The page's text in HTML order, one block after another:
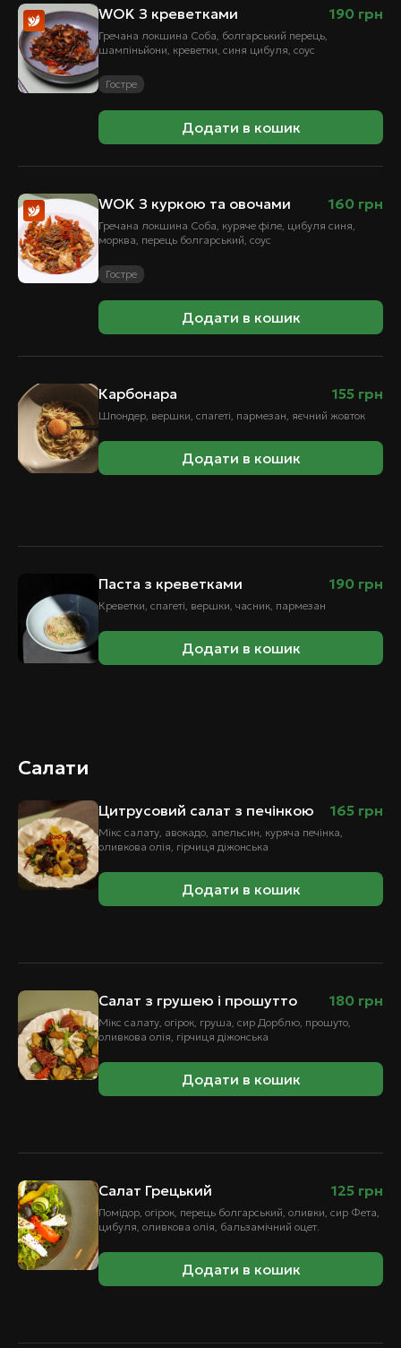
WOK З креветками 190 грн
Гречана локшина Соба, болгарський перець,
шампіньйони, креветки, синя цибуля, соус
Гостре
Додати в кошик
WOK З куркою та овочами 160 грн
Гречана локшина Соба, куряче філе, цибуля синя,
морква, перець болгарський, соус
Гостре
Додати в кошик
Карбонара 155 грн
Шпондер, вершки, спагеті, пармезан, яєчний жовток
Додати в кошик
Паста з креветками 190 грн
Креветки, спагеті, вершки, часник, пармезан
Додати в кошик
Салати
Цитрусовий салат з печінкою 165 грн
Мікс салату, авокадо, апельсин, куряча печінка,
оливкова олія, гірчиця діжонська
Додати в кошик
Салат з грушею і прошутто 180 грн
Мікс салату, огірок, груша, сир Дорблю, прошуто,
оливкова олія, гірчиця діжонська
Додати в кошик
Салат Грецький 125 грн
Помідор, огірок, перець болгарський, оливки, сир Фета,
цибуля, оливкова олія, бальзамічний оцет.
Додати в кошик